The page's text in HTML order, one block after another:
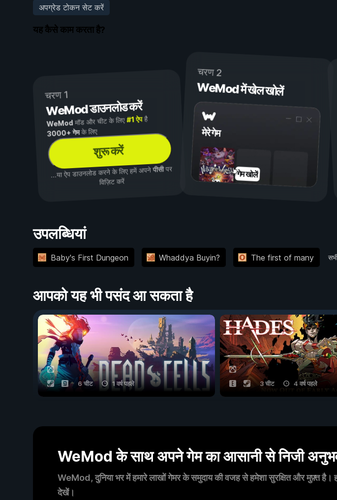
अपग्रेड टोकन सेट करें
यह कैसे काम करता है?
चरण 1
WeMod डाउनलोड करें
WeMod मॉड और चीट के लिए#1 ऐपहै
3000+ गेमके लिए
शुरू करें
...या ऐप डाउनलोड करने के लिए हमें अपनेपीसीपर
विज़िट करें
चरण 2
WeMod में खेल खोलें
मेरे गेम
गेम खोलें
उपलब्धियां
Baby's First Dungeon Whaddya Buyin? The first of many
आपको यह भी पसंद आ सकता है
6 चीट 1 वर्ष पहले 3 चीट 4 वर्ष पहले
WeMod के साथ अपने गेम का आसानी से निजी
WeMod, दुनिया भर में हमारे लाखों गेमर के समुदाय की वजह से हमेशा सुरक्षित और मुफ़्त है।
देखें।